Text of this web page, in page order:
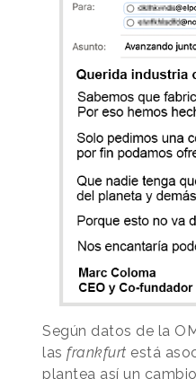
Según datos de la
las frankfurt está
plantea así un